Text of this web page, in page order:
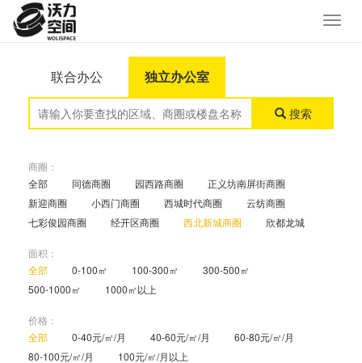
联合办公 独立办公室
搜索
商圈：
全部
同德商圈 园西路商圈
正义坊南屏街商圈
新迎商圈
小西门商圈 西城时代商圈
云纺商圈
七彩俊园商圈
经开区商圈 西北新城商圈 欣都龙城
面积：
全部
0-100㎡ 100-300㎡
300-500㎡
500-1000㎡
1000㎡以上
价格：
全部
0-40元/㎡/月 40-60元/㎡/月
60-80元/㎡/月
80-100元/㎡/月
100元/㎡/月以上